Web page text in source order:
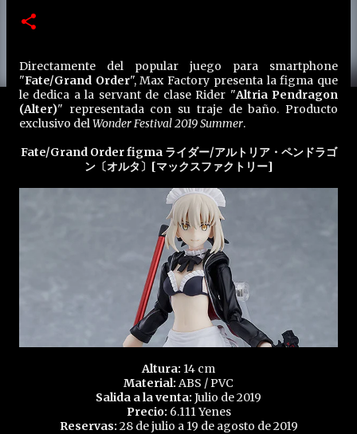
Directamente del popular juego para smartphone
"Fate/Grand Order", Max Factory presenta la figma que
le dedica a la servant de clase Rider "Altria Pendragon
(Alter)" representada con su traje de baño. Producto
exclusivo delWonder Festival 2019 Summer.
Fate/Grand Order figma ライダー/アルトリア・ペンドラゴ
ン〔オルタ〕[マックスファクトリー]
Altura: 14 cm
Material: ABS / PVC
Salida a la venta: Julio de 2019
Precio: 6.111 Yenes
Reservas: 28 de julio a 19 de agosto de 2019